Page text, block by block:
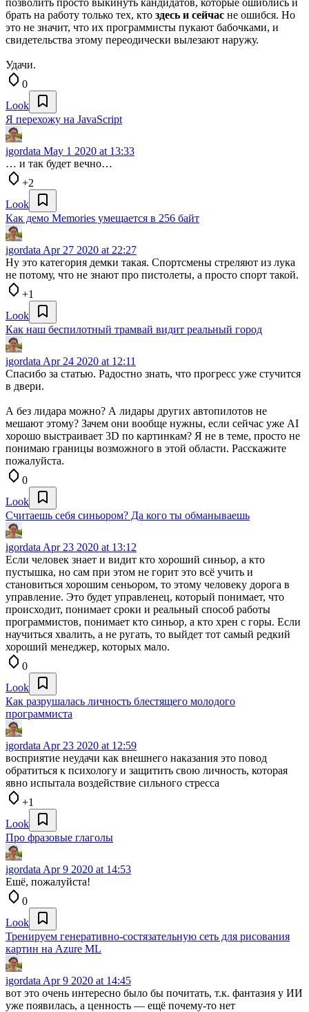
позволить просто выкинуть кандидатов, которые ошиблись и
брать на работу только тех, кто здесь и сейчас не ошибся. Но
это не значит, что их программисты пукают бабочками, и
свидетельства этому переодически вылезают наружу.
Удачи.
0
Look
Я перехожу на JavaScript
igordata May 1 2020 at 13:33
… и так будет вечно…
+2
Look
Как демо Memories умещается в 256 байт
igordata Apr 27 2020 at 22:27
Ну это категория демки такая. Спортсмены стреляют из лука
не потому, что не знают про пистолеты, а просто спорт такой.
+1
Look
Как наш беспилотный трамвай видит реальный город
igordata Apr 24 2020 at 12:11
Спасибо за статью. Радостно знать, что прогресс уже стучится
в двери.
А без лидара можно? А лидары других автопилотов не
мешают этому? Зачем они вообще нужны, если сейчас уже AI
хорошо выстраивает 3D по картинкам? Я не в теме, просто не
понимаю границы возможного в этой области. Расскажите
пожалуйста.
0
Look
Считаешь себя синьором? Да кого ты обманываешь
igordata Apr 23 2020 at 13:12
Если человек знает и видит кто хороший синьор, а кто
пустышка, но сам при этом не горит это всё учить и
становиться хорошим сеньором, то этому человеку дорога в
управление. Это будет управленец, который понимает, что
происходит, понимает сроки и реальный способ работы
программистов, понимает кто синьор, а кто хрен с горы. Если
научиться хвалить, а не ругать, то выйдет тот самый редкий
хороший менеджер, которых мало.
0
Look
Как разрушалась личность блестящего молодого
программиста
igordata Apr 23 2020 at 12:59
восприятие неудачи как внешнего наказания это повод
обратиться к психологу и защитить свою личность, которая
явно испытала воздействие сильного стресса
+1
Look
Про фразовые глаголы
igordata Apr 9 2020 at 14:53
Ешё, пожалуйста!
0
Look
Тренируем генеративно-состязательную сеть для рисования
картин на Azure ML
igordata Apr 9 2020 at 14:45
вот это очень интересно было бы почитать, т.к. фантазия у ИИ
уже появилась, а ценность — ещё почему-то нет